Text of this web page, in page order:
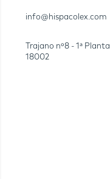
info@hispacolex.com
Trajano nº8 - 1ª Planta
18002